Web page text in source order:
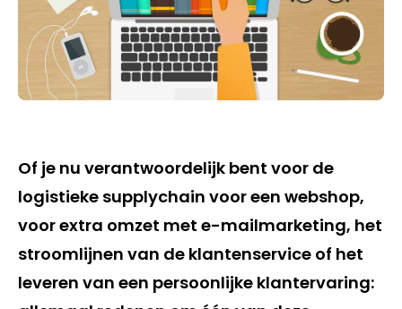
Of je nu verantwoordelijk bent voor de
logistieke supplychain voor een webshop,
voor extra omzet met e-mailmarketing, het
stroomlijnen van de klantenservice of het
leveren van een persoonlijke klantervaring: